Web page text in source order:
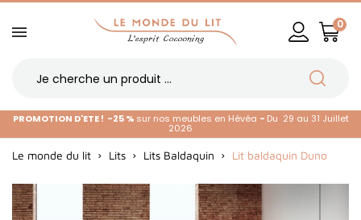
0
PROMOTION D'ETE ! -25 % sur nos meubles en Hévéa - Du 29 au 31 Juillet
2026
Le monde du lit Lits Lits Baldaquin Lit baldaquin Duno